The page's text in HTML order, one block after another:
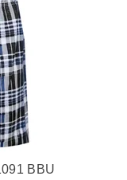
BBU